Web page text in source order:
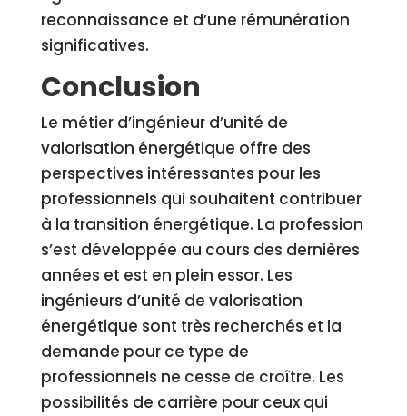
reconnaissance et d’une rémunération
significatives.
Conclusion
Le métier d’ingénieur d’unité de
valorisation énergétique offre des
perspectives intéressantes pour les
professionnels qui souhaitent contribuer
à la transition énergétique. La profession
s’est développée au cours des dernières
années et est en plein essor. Les
ingénieurs d’unité de valorisation
énergétique sont très recherchés et la
demande pour ce type de
professionnels ne cesse de croître. Les
possibilités de carrière pour ceux qui